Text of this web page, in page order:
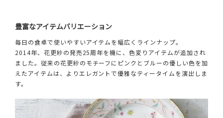
豊富なアイテムバリエーション
毎日の食卓で使いやすいアイテムを幅広くラインナップ。
2014年、花更紗の発売25周年を機に、色変りアイテムが追加され
ました。従来の花更紗のモチーフにピンクとブルーの優しい色を加
えたアイテムは、よりエレガントで優雅なティータイムを演出しま
す。